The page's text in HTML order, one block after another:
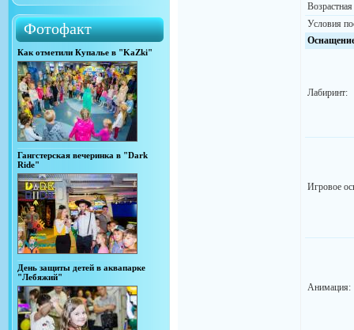
Фотофакт
Как отметили Купалье в "KaZki"
Гангстерская вечеринка в "Dark
Ride"
День защиты детей в аквапарке
"Лебяжий"
Условия
Лабиринт:
Игровое
Анимация: